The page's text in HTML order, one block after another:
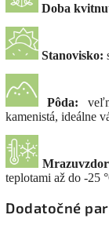
Doba
Stanovisko:
Pôda:
kamenistá, ideálne
teplotami až do -25
Dodatočné